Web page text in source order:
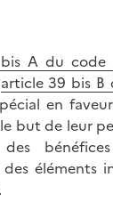
A du code
article 39 bis B
en
but de leur
éléments